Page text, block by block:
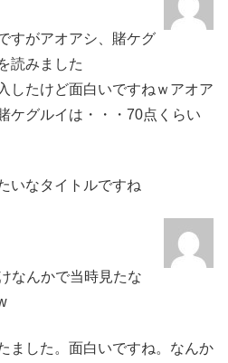
すがアオアシ、賭ケグ
読みました
したけど面白いですねｗアオア
ケグルイは・・・70点くらい
いなタイトルですね
なんかで当時見たな
ました。面白いですね。なんか